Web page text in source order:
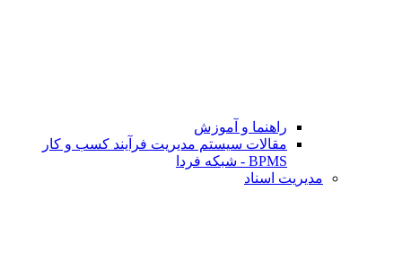
راهنما و آموزش
مقالات سیستم مدیریت فرآیند کسب و کار
BPMS - شبکه فردا
مدیریت اسناد